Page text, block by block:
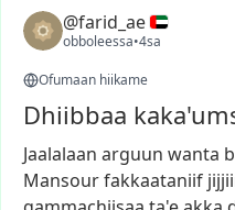
@farid_ae
obboleessa•4sa
Ofumaan hiikame
Dhiibbaa
Jaalalaan arguun wanta
Mansourfakkaataniif